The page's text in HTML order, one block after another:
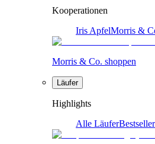
Kooperationen
Iris ApfelMorris &
Morris & Co. shoppen
Läufer
Highlights
Alle Läufer